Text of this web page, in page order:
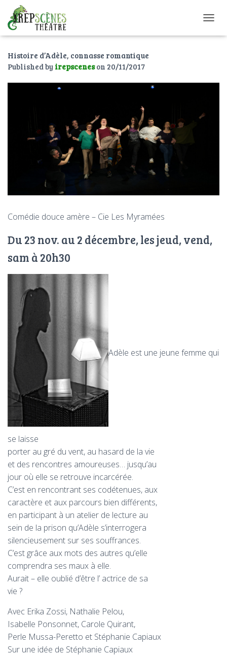
U
/
I
O
Histoire d’Adèle, connasse romantique
Published by irepsceneson 20/11/2017
Comédie douce amère – Cie Les Myramées
Du 23 nov. au 2 décembre, les jeud, vend,
sam à 20h30
Adèle est une jeune femme qui
se laisse
porter au gré du vent, au hasard de la vie
et des rencontres amoureuses… jusqu’au
jour où elle se retrouve incarcérée.
C’est en rencontrant ses codétenues, aux
caractère et aux parcours bien différents,
en participant à un atelier de lecture au
sein de la prison qu’Adèle s’interrogera
silencieusement sur ses souffrances.
C’est grâce aux mots des autres qu’elle
comprendra ses maux à elle.
Aurait – elle oublié d’être l’ actrice de sa
vie ?
Avec Erika Zossi, Nathalie Pelou,
Isabelle Ponsonnet, Carole Quirant,
Perle Mussa-Peretto et Stéphanie Capiaux
Sur une idée de Stéphanie Capiaux